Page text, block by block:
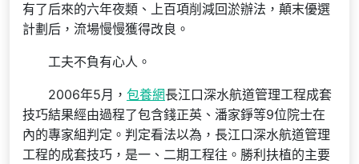
有了后來的六年夜類、上百項削減回淤辦法，顛末優選
計劃后，流場慢慢獲得改良。
工夫不負有心人。
2006年5月， 包養網長江口深水航道管理工程成套
技巧結果經由過程了包含錢正英、潘家錚等9位院士在
內的專家組判定。判定看法以為，長江口深水航道管理
工程的成套技巧，是一、二期工程往。勝利扶植的主要